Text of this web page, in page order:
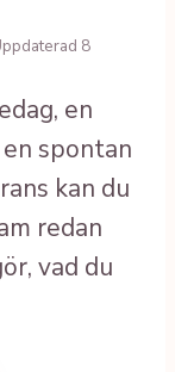
8
en
spontan
kan du
redan
vad du